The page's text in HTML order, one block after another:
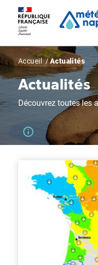
contenu
Fil
d'Ariane
Accueil Actualités
Actualités
Découvrez toutes les
Panneau de gestion des